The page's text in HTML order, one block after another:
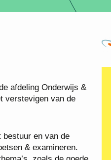
afdeling Onderwijs &
verstevigen van de
bestuur en van de
& examineren.